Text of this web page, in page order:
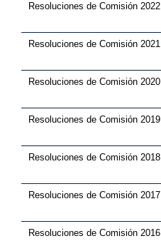
Resoluciones de Comisión 2022
Resoluciones de Comisión 2021
Resoluciones de Comisión 2020
Resoluciones de Comisión 2019
Resoluciones de Comisión 2018
Resoluciones de Comisión 2017
Resoluciones de Comisión 2016